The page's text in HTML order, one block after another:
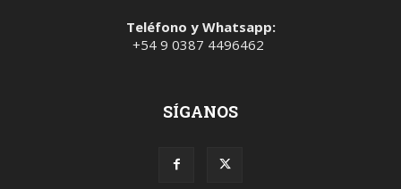
Teléfono y Whatsapp:
+54 9 0387 4496462
SÍGANOS